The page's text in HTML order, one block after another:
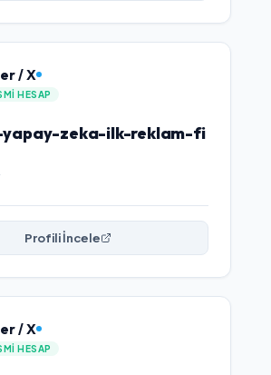
/ X
HESAP
yapay-zeka-ilk-reklam-fi
Profili İncele
/ X
HESAP